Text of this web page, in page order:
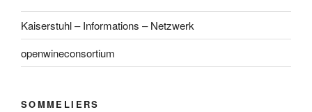
Kaiserstuhl – Informations – Netzwerk
openwineconsortium
SOMMELIERS